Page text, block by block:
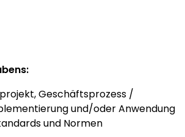
Geschäftsprozess /
und/oder Anwendung
und Normen